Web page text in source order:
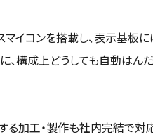
イコンを搭載し、表示基板
、構成上どうしても自動は
加工・製作も社内完結で対